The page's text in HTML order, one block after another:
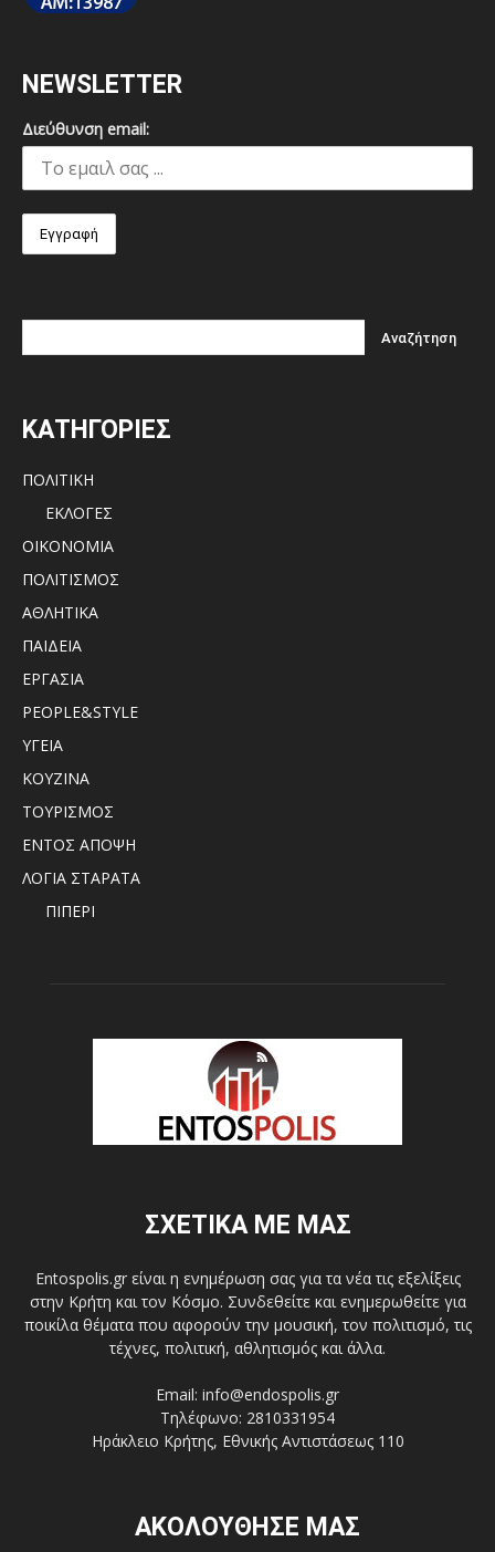
NEWSLETTER
Διεύθυνση email:
ΚΑΤΗΓΟΡΙΕΣ
ΠΟΛΙΤΙΚΗ
ΕΚΛΟΓΕΣ
ΟΙΚΟΝΟΜΙΑ
ΠΟΛΙΤΙΣΜΟΣ
ΑΘΛΗΤΙΚΑ
ΠΑΙΔΕΙΑ
ΕΡΓΑΣΙΑ
PEOPLE&STYLE
ΥΓΕΙΑ
ΚΟΥΖΙΝΑ
ΤΟΥΡΙΣΜΟΣ
ΕΝΤΟΣ ΑΠΟΨΗ
ΛΟΓΙΑ ΣΤΑΡΑΤΑ
ΠΙΠΕΡΙ
ΣΧΕΤΙΚΑ ΜΕ ΜΑΣ
Entospolis.gr είναι η ενημέρωση σας για τα νέα τις εξελίξεις
στην Κρήτη και τον Κόσμο. Συνδεθείτε και ενημερωθείτε για
ποικίλα θέματα που αφορούν την μουσική, τον πολιτισμό, τις
τέχνες, πολιτική, αθλητισμός και άλλα.
Email: info@endospolis.gr
Τηλέφωνο: 2810331954
Ηράκλειο Κρήτης, Εθνικής Αντιστάσεως 110
ΑΚΟΛΟΥΘΗΣΕ ΜΑΣ